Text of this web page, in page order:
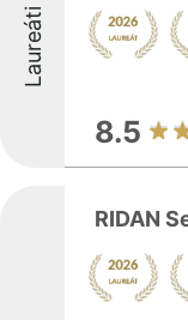
Laureáti
8.5
RIDAN